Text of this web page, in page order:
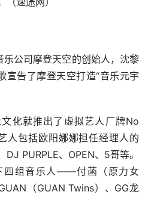
公司摩登天空的创始人，沈黎
宣告了摩登天空打造“音乐元宇
化就推出了虚拟艺人厂牌No
人包括欧阳娜娜担任经理人的
PURPLE、OPEN、5哥等。
四组音乐人——付菡（原力女
（GUAN Twins）、GG龙